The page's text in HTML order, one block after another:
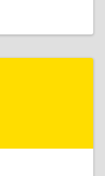
р-н,